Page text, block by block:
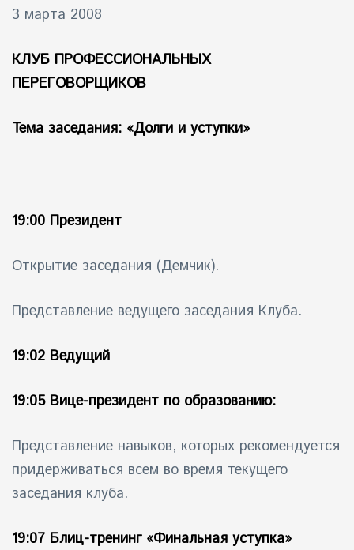
3 марта 2008
КЛУБ ПРОФЕССИОНАЛЬНЫХ
ПЕРЕГОВОРЩИКОВ
Тема заседания: «Долги и уступки»
19:00 Президент
Открытие заседания (Демчик).
Представление ведущего заседания Клуба.
19:02 Ведущий
19:05 Вице-президент по образованию:
Представление навыков, которых рекомендуется
придерживаться всем во время текущего
заседания клуба.
19:07 Блиц-тренинг «Финальная уступка»